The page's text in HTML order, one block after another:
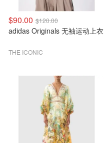
$90.00 $120.00
adidas Originals 无袖运动上衣
THE ICONIC